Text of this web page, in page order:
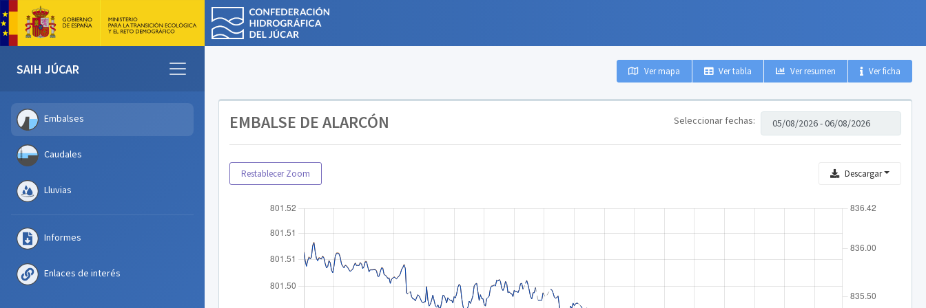
SAIH JÚCAR
Embalses
Caudales
Lluvias
Informes
Enlaces de interés
Ver mapa Ver tabla Ver resumen Ver ficha
EMBALSE DE ALARCÓN Seleccionar fechas:
Restablecer Zoom Descargar